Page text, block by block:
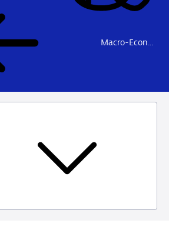
Macro-Economische Statistiek Rapportage (MESRAP)